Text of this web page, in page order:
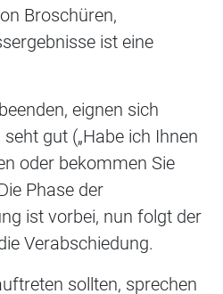
Broschüren,
ist eine
eignen sich
gut („Habe ich Ihnen
oder bekommen Sie
Phase der
ist vorbei, nun folgt der
Verabschiedung.
sollten, sprechen